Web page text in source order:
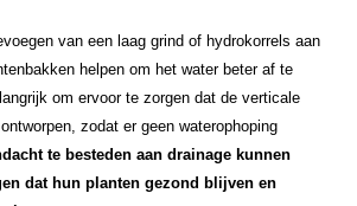
van een laag grind of hydrokorrels aan
helpen om het water beter af te
om ervoor te zorgen dat de verticale
zodat er geen waterophoping
te besteden aan drainage kunnen
dat hun planten gezond blijven en